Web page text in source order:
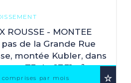
comprises par mois
ROUSSE - MONTEE
de la Grande Rue
montée Kubler, dans
T3 de 67,31m²
étage avec